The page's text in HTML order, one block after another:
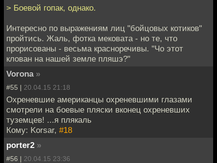
> Боевой гопак, однако.
Интересно по выражениям лиц "бойцовых котиков"
пройтись. Жаль, фотка мековата - но те, что
прорисованы - весьма красноречивы. "Чо этот
клован на нашей земле пляшэ?"
Vorona »
#55 | 20.04.15 21:18
Охреневшие американцы охреневшими глазами
смотрели на боевые пляски вконец охреневших
туземцев! ...я плякаль
Кому: Korsar, #18
porter2 »
#56 | 20.04.15 23:36